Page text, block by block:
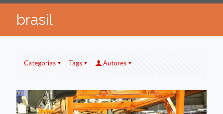
brasil
Categorias Tags Autores